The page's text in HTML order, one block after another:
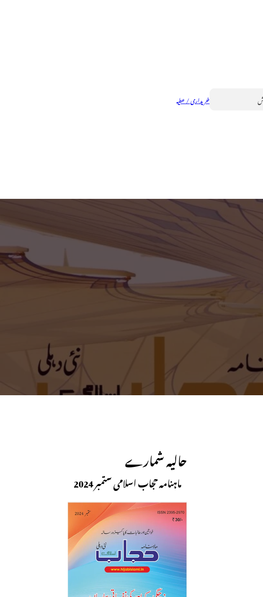
خریداری / عطیہ
حالیہ شمارے
ماہنامہ حجاب اسلامی ستمبر 2024